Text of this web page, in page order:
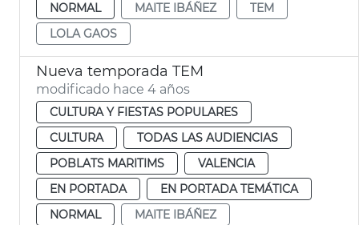
NORMAL
MAITE IBÁÑEZ
TEM
LOLA GAOS
Nueva temporada TEM
modificado hace 4 años
CULTURA Y FIESTAS POPULARES
CULTURA
TODAS LAS AUDIENCIAS
POBLATS MARITIMS
VALENCIA
EN PORTADA
EN PORTADA TEMÁTICA
NORMAL
MAITE IBÁÑEZ